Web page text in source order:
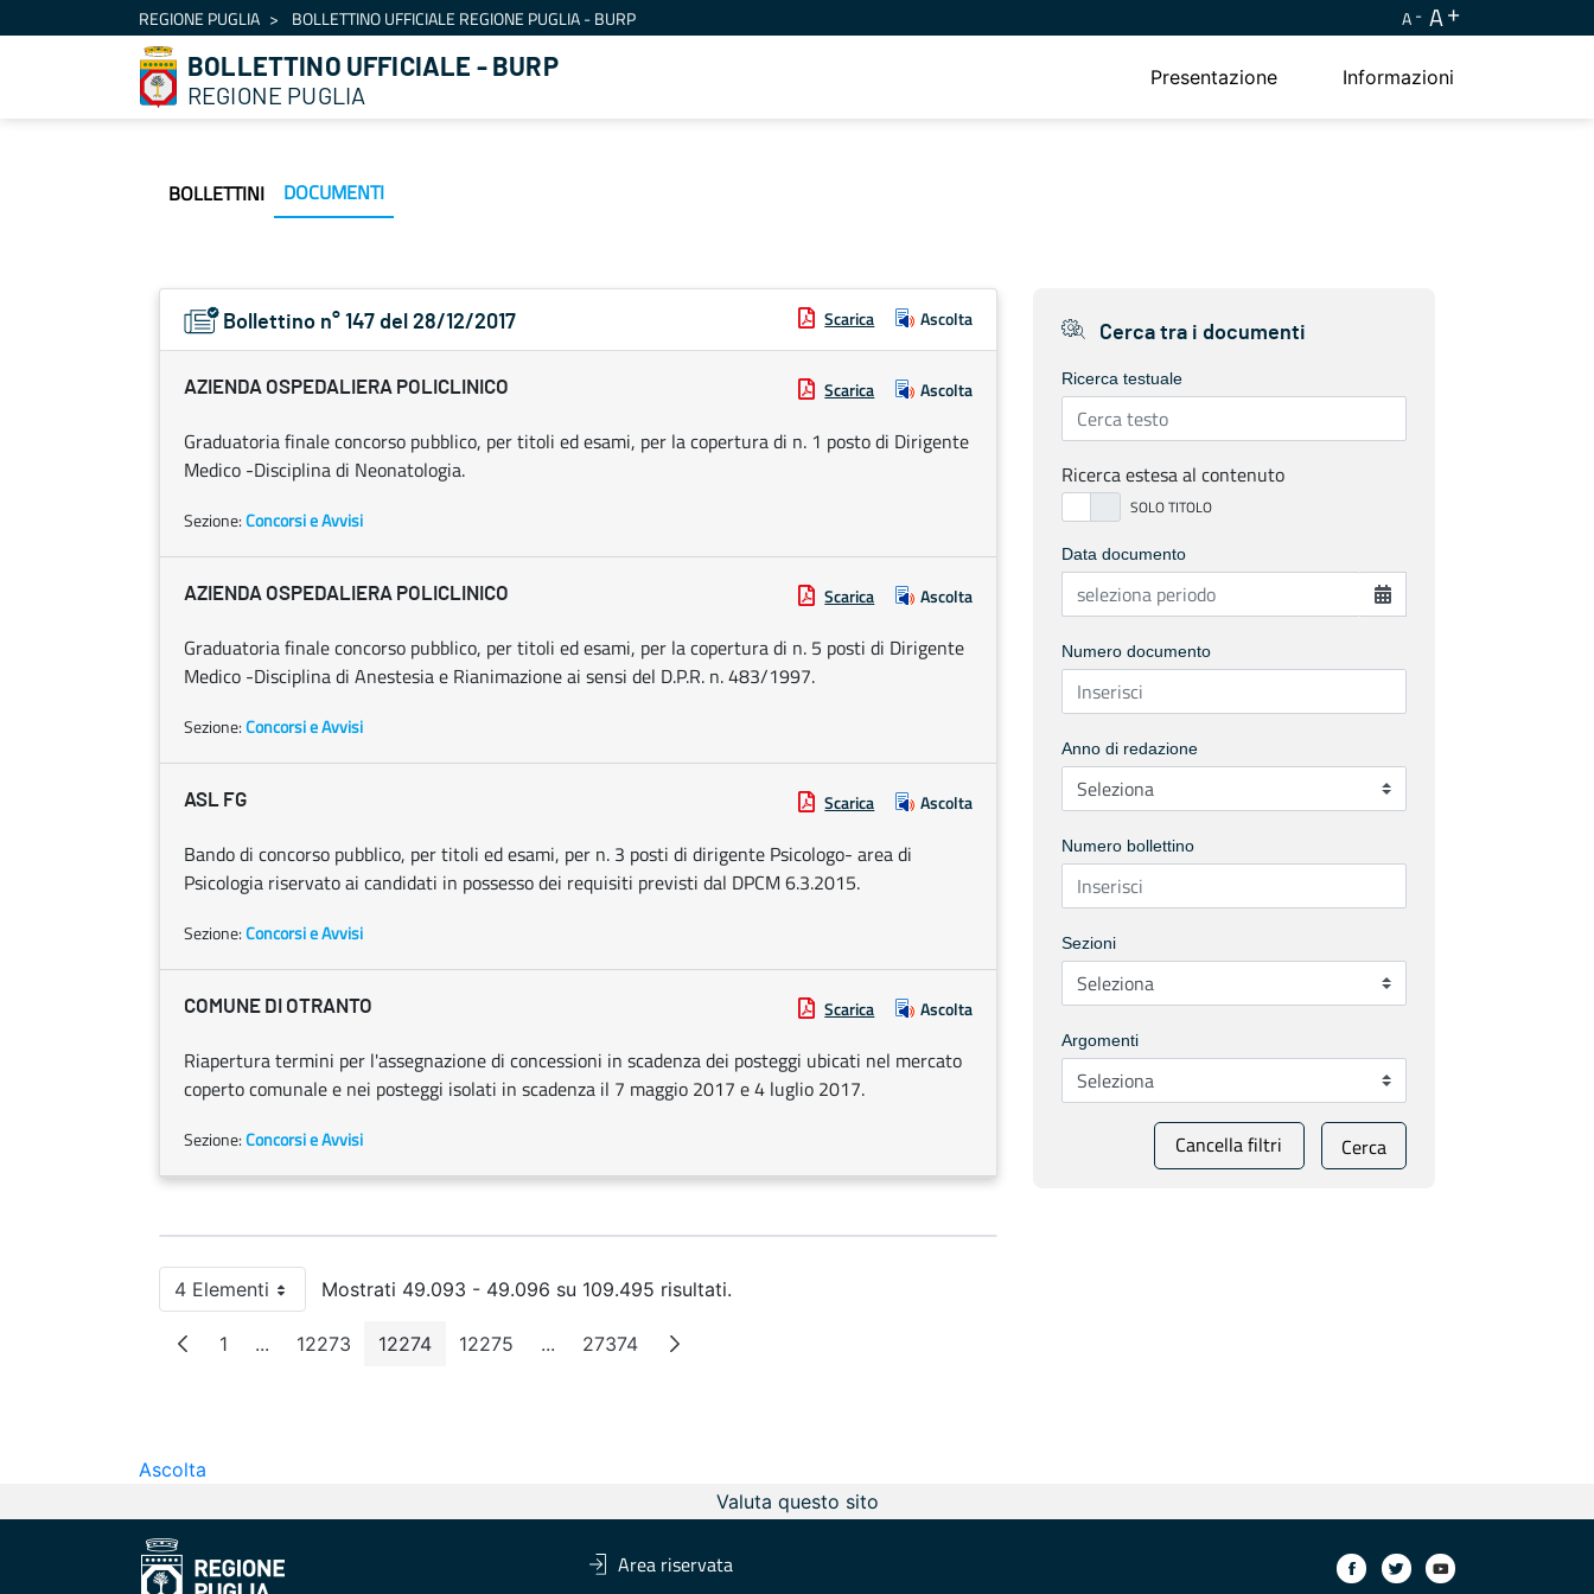
Salta al contenutoREGIONE PUGLIA BOLLETTINO UFFICIALE REGIONE PUGLIA - BURP A A
BOLLETTINO UFFICIALE - BURP
REGIONE PUGLIA
Presentazione Informazioni
BOLLETTINI DOCUMENTI
Bollettino n° 147 del 28/12/2017 Scarica Ascolta
AZIENDA OSPEDALIERA POLICLINICO Scarica Ascolta
Graduatoria finale concorso pubblico, per titoli ed esami, per la copertura di n. 1 posto di Dirigente
Medico -Disciplina di Neonatologia.
Sezione:Concorsi e Avvisi
AZIENDA OSPEDALIERA POLICLINICO Scarica Ascolta
Graduatoria finale concorso pubblico, per titoli ed esami, per la copertura di n. 5 posti di Dirigente
Medico -Disciplina di Anestesia e Rianimazione ai sensi del D.P.R. n. 483/1997.
Sezione:Concorsi e Avvisi
ASL FG Scarica Ascolta
Bando di concorso pubblico, per titoli ed esami, per n. 3 posti di dirigente Psicologo- area di
Psicologia riservato ai candidati in possesso dei requisiti previsti dal DPCM 6.3.2015.
Sezione:Concorsi e Avvisi
COMUNE DI OTRANTO Scarica Ascolta
Riapertura termini per l'assegnazione di concessioni in scadenza dei posteggi ubicati nel mercato
coperto comunale e nei posteggi isolati in scadenza il 7 maggio 2017 e 4 luglio 2017.
Sezione:Concorsi e Avvisi
4 ElementiPer paginaMostrati 49.093 - 49.096 su 109.495 risultati.
Pagina
1 ...Pagine intermedie
Pagina
12273 Pagina
12274 Pagina
12275 ...Pagine intermedie
Pagina
27374
Cerca tra i documenti
Ricerca testuale
Ricerca estesa al contenuto
Data documento
Numero documento
Anno di redazione
Numero bollettino
Sezioni
Argomenti
Cancella filtri Cerca
Ascolta
Valuta questo sito
Area riservata